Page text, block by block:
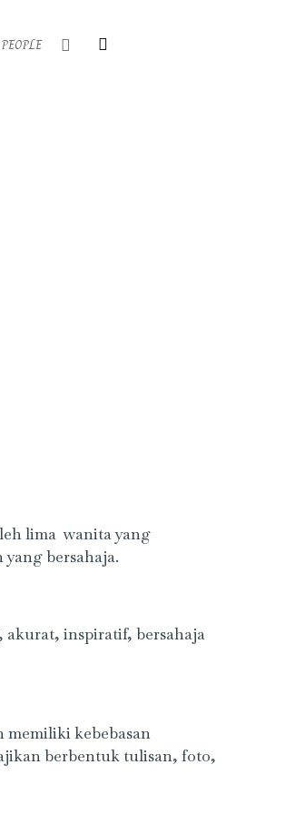
PEOPLE Search
lima wanita yang
bersahaja.
inspiratif, bersahaja
memiliki kebebasan
berbentuk tulisan, foto,